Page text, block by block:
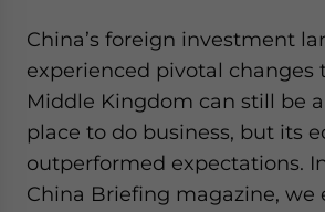
China’s foreign investment
experienced pivotal changes
Middle Kingdom can still be
place to do business, but its
outperformed expectations.
China Briefing magazine, we